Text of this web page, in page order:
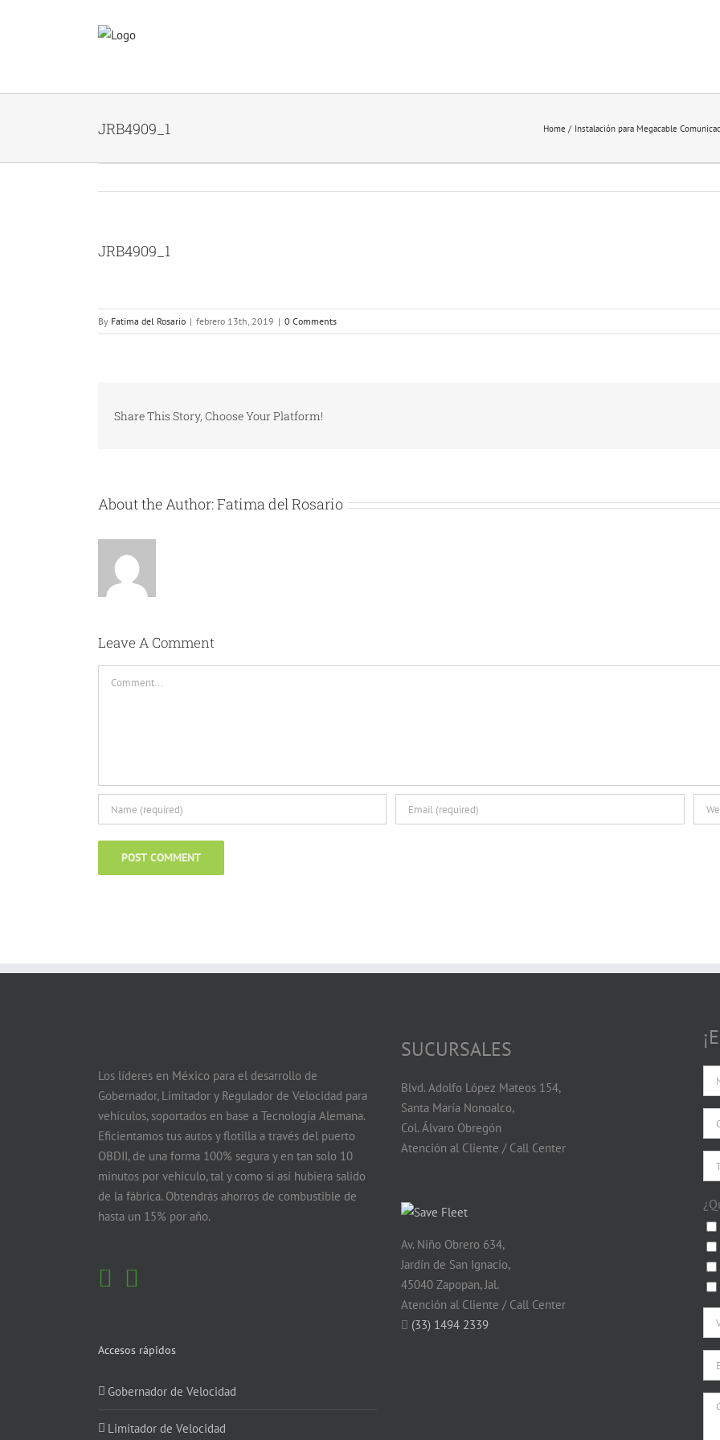
JRB4909_1 Home Instalación para Megacable
JRB4909_1
By Fatima del Rosario | febrero 13th, 2019 | 0 Comments
Share This Story, Choose Your Platform!
About the Author:Fatima del Rosario
Leave A Comment
Los líderes en México para el desarrollo de
Gobernador, Limitador y Regulador de Velocidad para
vehículos, soportados en base a Tecnología Alemana.
Eficientamos tus autos y flotilla a través del puerto
OBDII, de una forma 100% segura y en tan solo 10
minutos por vehículo, tal y como si así hubiera salido
de la fábrica. Obtendrás ahorros de combustible de
hasta un 15% por año.
Accesos rápidos
Gobernador de Velocidad
Limitador de Velocidad
SUCURSALES
Blvd. Adolfo López Mateos 154,
Santa María Nonoalco,
Col. Álvaro Obregón
Atención al Cliente / Call Center
Av. Niño Obrero 634,
Jardín de San Ignacio,
45040 Zapopan, Jal.
Atención al Cliente / Call Center
(33) 1494 2339